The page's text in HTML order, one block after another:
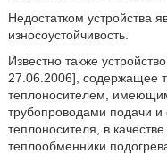
Недостатком устройства
износоустойчивость.
Известно также
27.06.2006], содержащее
теплоносителем,
трубопроводами подачи и
теплоносителя, в
теплообменники